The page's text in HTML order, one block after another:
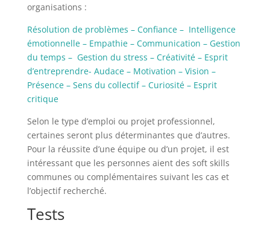
organisations :
Résolution de problèmes – Confiance – Intelligence
émotionnelle – Empathie – Communication – Gestion
du temps – Gestion du stress – Créativité – Esprit
d’entreprendre- Audace – Motivation – Vision –
Présence – Sens du collectif – Curiosité – Esprit
critique
Selon le type d’emploi ou projet professionnel,
certaines seront plus déterminantes que d’autres.
Pour la réussite d’une équipe ou d’un projet, il est
intéressant que les personnes aient des soft skills
communes ou complémentaires suivant les cas et
l’objectif recherché.
Tests